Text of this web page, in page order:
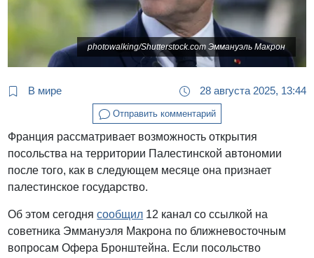
photowalking/Shutterstock.com Эммануэль Макрон
В мире 28 августа 2025, 13:44
Отправить комментарий
Франция рассматривает возможность открытия
посольства на территории Палестинской автономии
после того, как в следующем месяце она признает
палестинское государство.
Об этом сегоднясообщил 12 канал со ссылкой на
советника Эммануэля Макрона по ближневосточным
вопросам Офера Бронштейна. Если посольство